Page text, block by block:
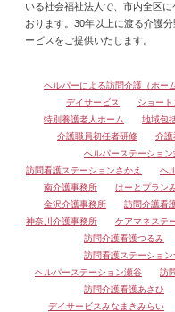
いる社会福祉法人で、市内全区
おります。30年以上に渡る介護
ービスをご提供いたします。
ヘルパーによる訪問介護（ホー
デイサービス
ショート
特別養護老人ホーム
地域包
介護職員初任者研修
介護
ヘルパーステーション
訪問看護ステーションさかえ
ヘ
南介護事務所
はーとプラン
金沢介護事務所
訪問介護看
神奈川介護事務所
ケアマネステ
訪問介護看護つるみ
訪問看護ステーション
ヘルパーステーション瀬谷
訪
訪問介護看護あさひ
デイサービスみなまきみらい